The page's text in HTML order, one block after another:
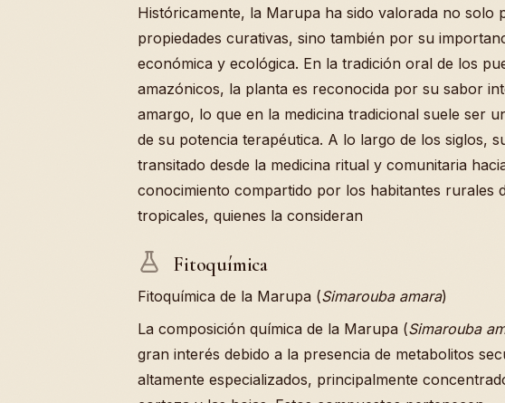
Históricamente, la Marupa ha sido valorada no solo
propiedades curativas, sino también por su
económica y ecológica. En la tradición oral de los
amazónicos, la planta es reconocida por su sabor
amargo, lo que en la medicina tradicional suele ser
de su potencia terapéutica. A lo largo de los siglos,
transitado desde la medicina ritual y comunitaria
conocimiento compartido por los habitantes rurales
tropicales, quienes la consideran
Fitoquímica
Fitoquímica de la Marupa (Simarouba amara)
La composición química de la Marupa (Simarouba
gran interés debido a la presencia de metabolitos
altamente especializados, principalmente